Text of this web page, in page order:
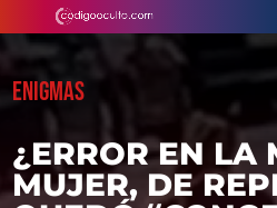
ENIGMAS
¿ERROR EN LA
MUJER, DE